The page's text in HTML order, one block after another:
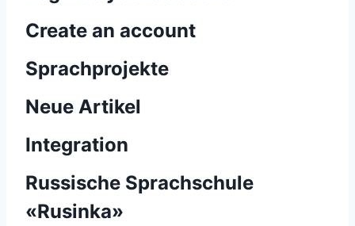
Create an account
Sprachprojekte
Neue Artikel
Integration
Russische Sprachschule
«Rusinka»